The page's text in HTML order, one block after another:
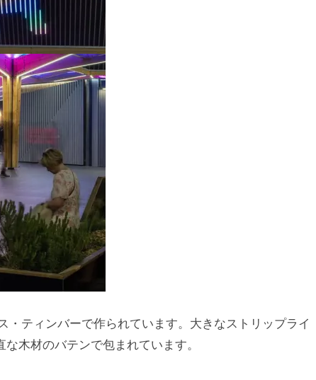
・ティンバーで作られています。大きなストリップライ
木材のバテンで包まれています。